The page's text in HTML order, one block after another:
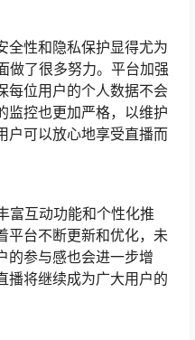
全性和隐私保护显得尤为
做了很多努力。平台加强
每位用户的个人数据不会
监控也更加严格，以维护
户可以放心地享受直播而
富互动功能和个性化推
平台不断更新和优化，未
的参与感也会进一步增
播将继续成为广大用户的